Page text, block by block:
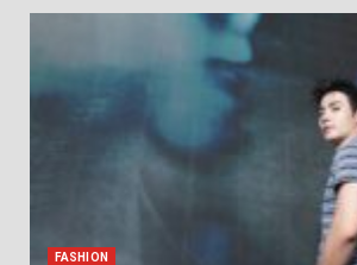
FASHION